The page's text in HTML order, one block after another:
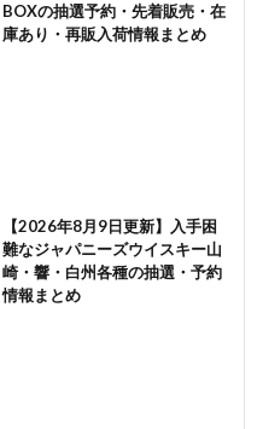
BOXの抽選予約・先着販売・在
庫あり・再販入荷情報まとめ
【2026年8月9日更新】入手困
難なジャパニーズウイスキー山
崎・響・白州各種の抽選・予約
情報まとめ